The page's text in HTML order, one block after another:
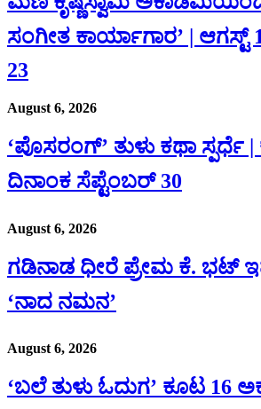
ಸಂಗೀತ ಕಾರ್ಯಾಗಾರ’ | ಆಗಸ್ಟ್
23
August 6, 2026
‘ಪೊಸರಂಗ್’ ತುಳು ಕಥಾ
ದಿನಾಂಕ ಸೆಪ್ಟೆಂಬರ್ 30
August 6, 2026
ಗಡಿನಾಡ ಧೀರೆ ಪ್ರೇಮ ಕೆ. ಭಟ್
‘ನಾದ ನಮನ’
August 6, 2026
‘ಬಲೆ ತುಳು ಓದುಗ’ ಕೂಟ 16